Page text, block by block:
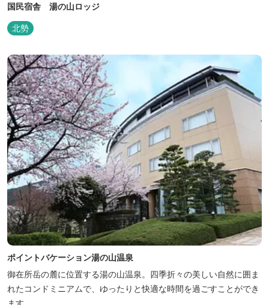
国民宿舎 湯の山ロッジ
北勢
ポイントバケーション湯の山温泉
御在所岳の麓に位置する湯の山温泉。四季折々の美しい自然に囲ま
れたコンドミニアムで、ゆったりと快適な時間を過ごすことができ
ます。